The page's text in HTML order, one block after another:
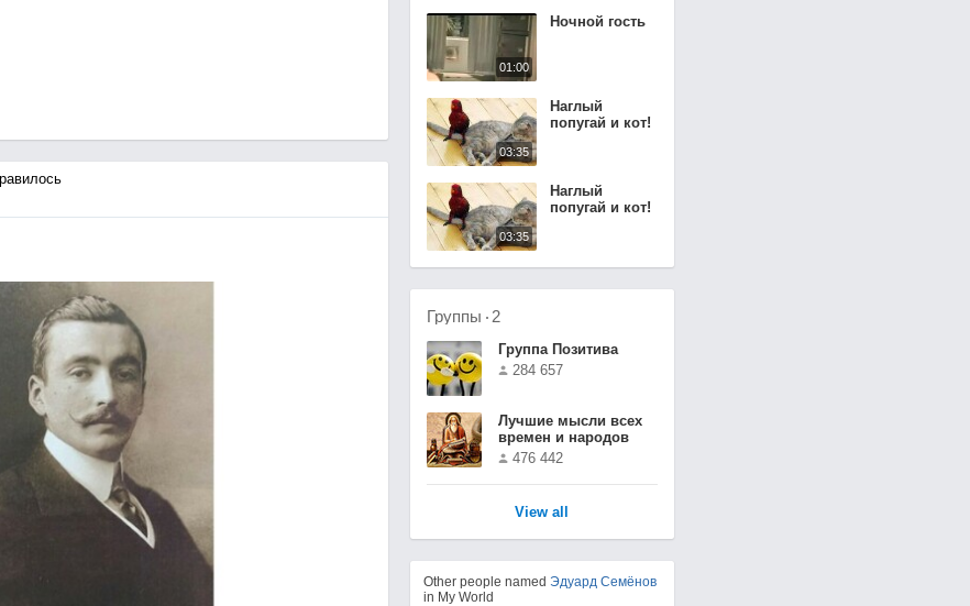
01:00
Ночной гость
03:35
Наглый
попугай и кот!
03:35
Наглый
попугай и кот!
Группы 2
Группа Позитива
284 657
Лучшие мысли всех
времен и народов
476 442
View all
Other people named Эдуард Семёнов
in My World